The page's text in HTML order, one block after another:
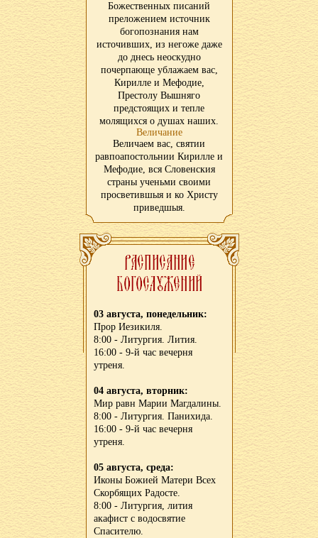
Божественных писаний
преложением источник
богопознания нам
источивших, из негоже даже
до днесь неоскудно
почерпающе ублажаем вас,
Кирилле и Мефодие,
Престолу Вышняго
предстоящих и тепле
молящихся о душах наших.
Величание
Величаем вас, святии
равпоапостольнии Кирилле и
Мефодие, вся Словенския
страны ученьми своими
просветившыя и ко Христу
приведшыя.
03 августа, понедельник:
Прор Иезикиля.
8:00 - Литургия. Лития.
16:00 - 9-й час вечерня
утреня.
04 августа, вторник:
Мир равн Марии Магдалины.
8:00 - Литургия. Панихида.
16:00 - 9-й час вечерня
утреня.
05 августа, среда:
Иконы Божией Матери Всех
Скорбящих Радосте.
8:00 - Литургия, лития
акафист с водосвятие
Спасителю.